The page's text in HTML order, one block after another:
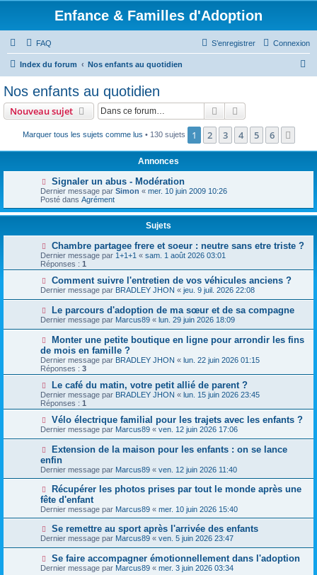
Enfance & Familles d'Adoption
FAQ Connexion
S’enregistrer
Index du forum Nos enfants au quotidien
r
Nos enfants au quotidien
Nouveau sujet Rechercher
Marquer tous les sujets comme lus • 130 sujets 1 2 3 4 5 6
Annonces
Signaler un abus - Modération
Dernier message par Simon « mer. 10 juin 2009 10:26
Posté dans Agrément
Sujets
Chambre partagee frere et soeur : neutre sans etre triste ?
Dernier message par 1+1+1 « sam. 1 août 2026 03:01
Réponses : 1
Comment suivre l'entretien de vos véhicules anciens ?
Dernier message par BRADLEY JHON « jeu. 9 juil. 2026 22:08
Le parcours d'adoption de ma sœur et de sa compagne
Dernier message par Marcus89 « lun. 29 juin 2026 18:09
Monter une petite boutique en ligne pour arrondir les fins
de mois en famille ?
Dernier message par BRADLEY JHON « lun. 22 juin 2026 01:15
Réponses : 3
Le café du matin, votre petit allié de parent ?
Dernier message par BRADLEY JHON « lun. 15 juin 2026 23:45
Réponses : 1
Vélo électrique familial pour les trajets avec les enfants ?
Dernier message par Marcus89 « ven. 12 juin 2026 17:06
Extension de la maison pour les enfants : on se lance
enfin
Dernier message par Marcus89 « ven. 12 juin 2026 11:40
Récupérer les photos prises par tout le monde après une
fête d'enfant
Dernier message par Marcus89 « mer. 10 juin 2026 15:40
Se remettre au sport après l'arrivée des enfants
Dernier message par Marcus89 « ven. 5 juin 2026 23:47
Se faire accompagner émotionnellement dans l'adoption
Dernier message par Marcus89 « mer. 3 juin 2026 03:34